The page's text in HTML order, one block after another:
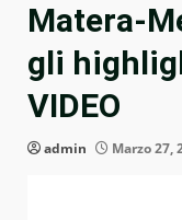
Matera-
gli
VIDEO
admin Marzo 27,